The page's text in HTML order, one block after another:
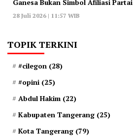
Ganesa Bukan Simbol Afiliasi Partai
28 Juli 2026 | 11:57 WIB
TOPIK TERKINI
#cilegon (28)
#opini (25)
Abdul Hakim (22)
Kabupaten Tangerang (25)
Kota Tangerang (79)